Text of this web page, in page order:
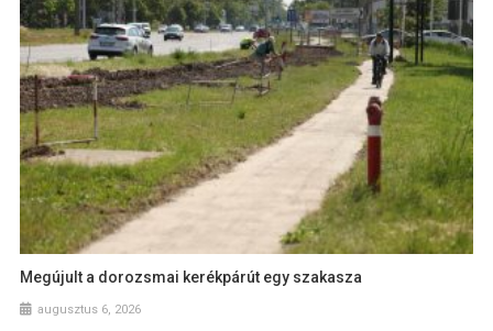
Megújult a dorozsmai kerékpárút egy szakasza
augusztus 6, 2026